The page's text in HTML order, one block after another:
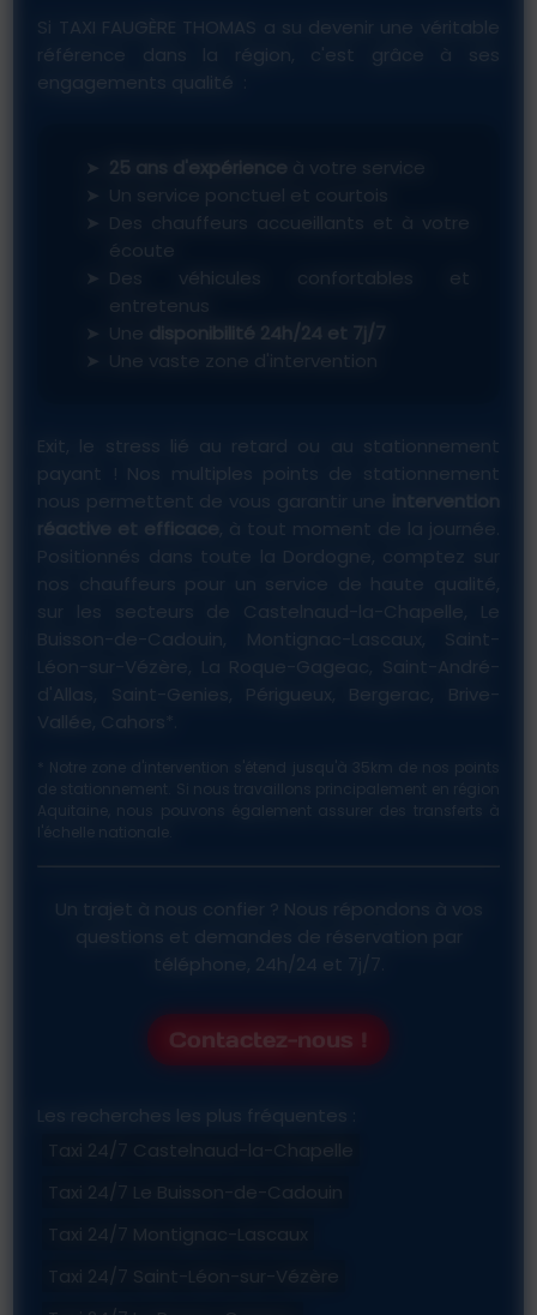
Si TAXI FAUGÈRE THOMAS a su devenir une véritable
référence dans la région, c'est grâce à ses
engagements qualité :
25 ans d'expérience à votre service
Un service ponctuel et courtois
écoute
entretenus
disponibilité 24h/24 et 7j/7
Une vaste zone d'intervention
Exit, le stress lié au retard ou au stationnement
payant ! Nos multiples points de stationnement
nous permettent de vous garantir une
intervention
réactive et efficace , à tout moment de la journée.
Positionnés dans toute la Dordogne, comptez sur
nos chauffeurs pour un service de haute qualité,
sur les secteurs de Castelnaud-la-Chapelle, Le
Buisson-de-Cadouin, Montignac-Lascaux, Saint-
Léon-sur-Vézère, La Roque-Gageac, Saint-André-
d'Allas, Saint-Genies, Périgueux, Bergerac, Brive-
Vallée, Cahors*.
* Notre zone d'intervention s'étend jusqu'à 35km de nos points
Aquitaine, nous pouvons également assurer des transferts à
Un trajet à nous confier ? Nous répondons à vos
questions et demandes de réservation par
téléphone, 24h/24 et 7j/7.
Contactez-nous !
Les recherches les plus fréquentes :
Taxi 24/7 Castelnaud-la-Chapelle
Taxi 24/7 Le Buisson-de-Cadouin
Taxi 24/7 Montignac-Lascaux
Taxi 24/7 Saint-Léon-sur-Vézère